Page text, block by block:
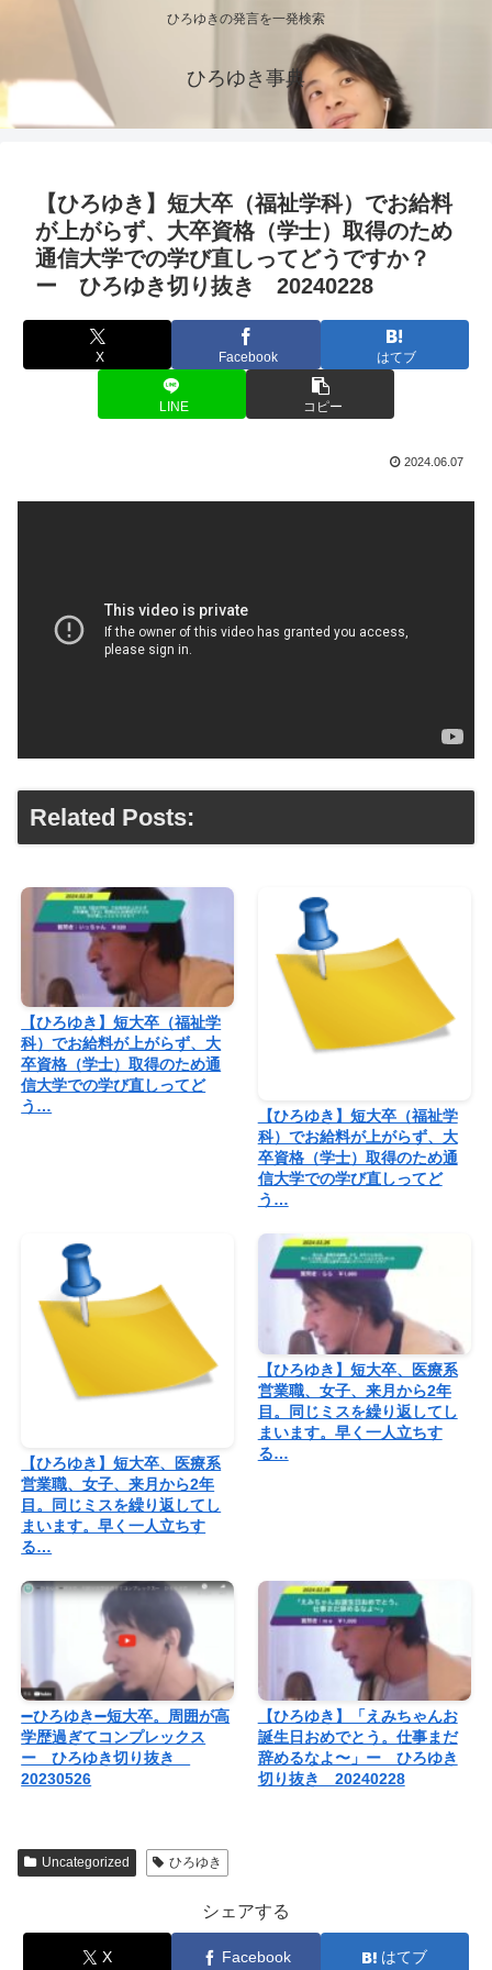
ひろゆきの発言を一発検索
ひろゆき事典
【ひろゆき】短大卒（福祉学科）でお給料
が上がらず、大卒資格（学士）取得のため
通信大学での学び直しってどうですか？
ー ひろゆき切り抜き 20240228
X Facebook はてブ
LINE コピー
2024.06.07
Related Posts:
【ひろゆき】短大卒（福祉学
科）でお給料が上がらず、大
卒資格（学士）取得のため通
信大学での学び直しってど
う…
【ひろゆき】短大卒（福祉学
科）でお給料が上がらず、大
卒資格（学士）取得のため通
信大学での学び直しってど
う…
【ひろゆき】短大卒、医療系
営業職、女子、来月から2年
目。同じミスを繰り返してし
まいます。早く一人立ちす
る…
【ひろゆき】短大卒、医療系
営業職、女子、来月から2年
目。同じミスを繰り返してし
まいます。早く一人立ちす
る…
➖ひろゆき➖短大卒。周囲が高
学歴過ぎてコンプレックス
ー ひろゆき切り抜き
20230526
【ひろゆき】「えみちゃんお
誕生日おめでとう。仕事まだ
辞めるなよ〜」ー ひろゆき
切り抜き 20240228
Uncategorized ひろゆき
シェアする
X Facebook はてブ